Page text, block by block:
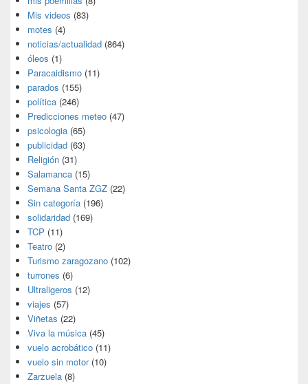
Mis videos (83)
motes (4)
noticias/actualidad (864)
óleos (1)
Paracaidismo (11)
parados (155)
política (246)
Predicciones meteo (47)
psicologia (65)
publicidad (63)
Religión (31)
Salamanca (15)
Semana Santa ZGZ (22)
Sin categoría (196)
solidaridad (169)
TCP (11)
Teatro (2)
Turismo zaragozano (102)
turrones (6)
Ultraligeros (12)
viajes (57)
Viñetas (22)
Viva la música (45)
vuelo acrobático (11)
vuelo sin motor(10)
Zarzuela (8)